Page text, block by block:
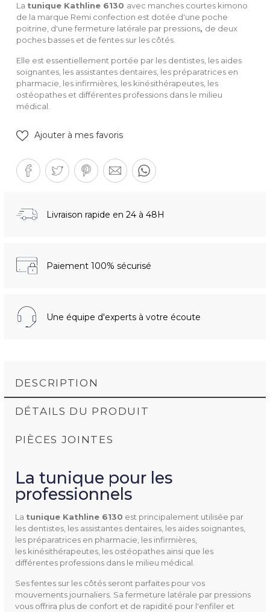
La tunique Kathline 6130 avec manches courtes kimono
de la marque Remi confection est dotée d'une poche
poitrine, d'une fermeture latérale par pressions, de deux
poches basses et de fentes sur les côtés.
Elle est essentiellement portée par les dentistes, les aides
soignantes, les assistantes dentaires, les préparatrices en
pharmacie, les infirmières, les kinésithérapeutes, les
ostéopathes et différentes professions dans le milieu
médical.
Ajouter à mes favoris
Livraison rapide en 24 à 48H
Paiement 100% sécurisé
Une équipe d'experts à votre écoute
DESCRIPTION
DÉTAILS DU PRODUIT
PIÈCES JOINTES
La tunique pour les
professionnels
La tunique Kathline 6130 est principalement utilisée par
les dentistes, les assistantes dentaires, les aides soignantes,
les préparatrices en pharmacie, les infirmières,
les kinésithérapeutes, les ostéopathes ainsi que les
différentes professions dans le milieu médical.
Ses fentes sur les côtés seront parfaites pour vos
mouvements journaliers. Sa fermeture latérale par pressions
vous offrira plus de confort et de rapidité pour l'enfiler et
Référence6130 C436
FT TUNIQUE KATHLINE 6130 (204.61K)